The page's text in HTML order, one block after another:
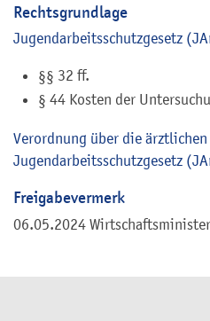
Rechtsgrundlage
Jugendarbeitsschutzgesetz (
§§ 32 ff.
§ 44 Kosten der
Verordnung über die
Jugendarbeitsschutzgesetz
Freigabevermerk
06.05.2024